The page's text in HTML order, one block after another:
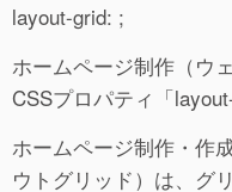
layout-grid: ;
ホームページ制作（ウ
CSSプロパティ「
ホームページ制作・作
ウトグリッド）は、グ